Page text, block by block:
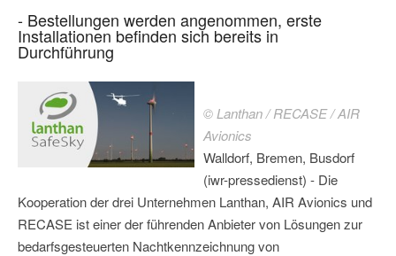
- Bestellungen werden angenommen, erste
Installationen befinden sich bereits in
Durchführung
© Lanthan / RECASE / AIR
Avionics
Walldorf, Bremen, Busdorf
(iwr-pressedienst) - Die
Kooperation der drei Unternehmen Lanthan, AIR Avionics und
RECASE ist einer der führenden Anbieter von Lösungen zur
bedarfsgesteuerten Nachtkennzeichnung von